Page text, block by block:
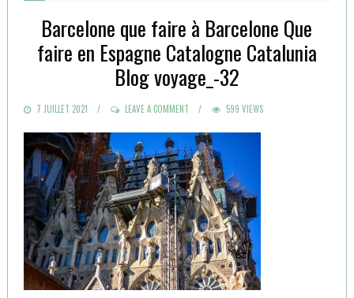
Barcelone que faire à Barcelone Que
faire en Espagne Catalogne Catalunia
Blog voyage_-32
POSTED
7 JUILLET 2021 LEAVE A COMMENT 599 VIEWS